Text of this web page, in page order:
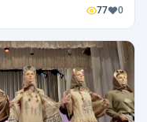
77 0